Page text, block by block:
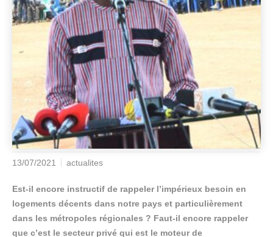
13/07/2021 actualites
Est-il encore instructif de rappeler l’impérieux besoin en
logements décents dans notre pays et particulièrement
dans les métropoles régionales ? Faut-il encore rappeler
que c’est le secteur privé qui est le moteur de